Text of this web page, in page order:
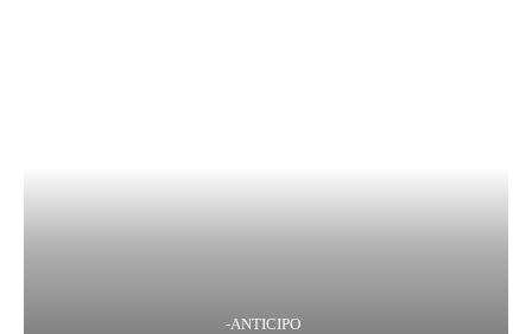
-ANTICIPO